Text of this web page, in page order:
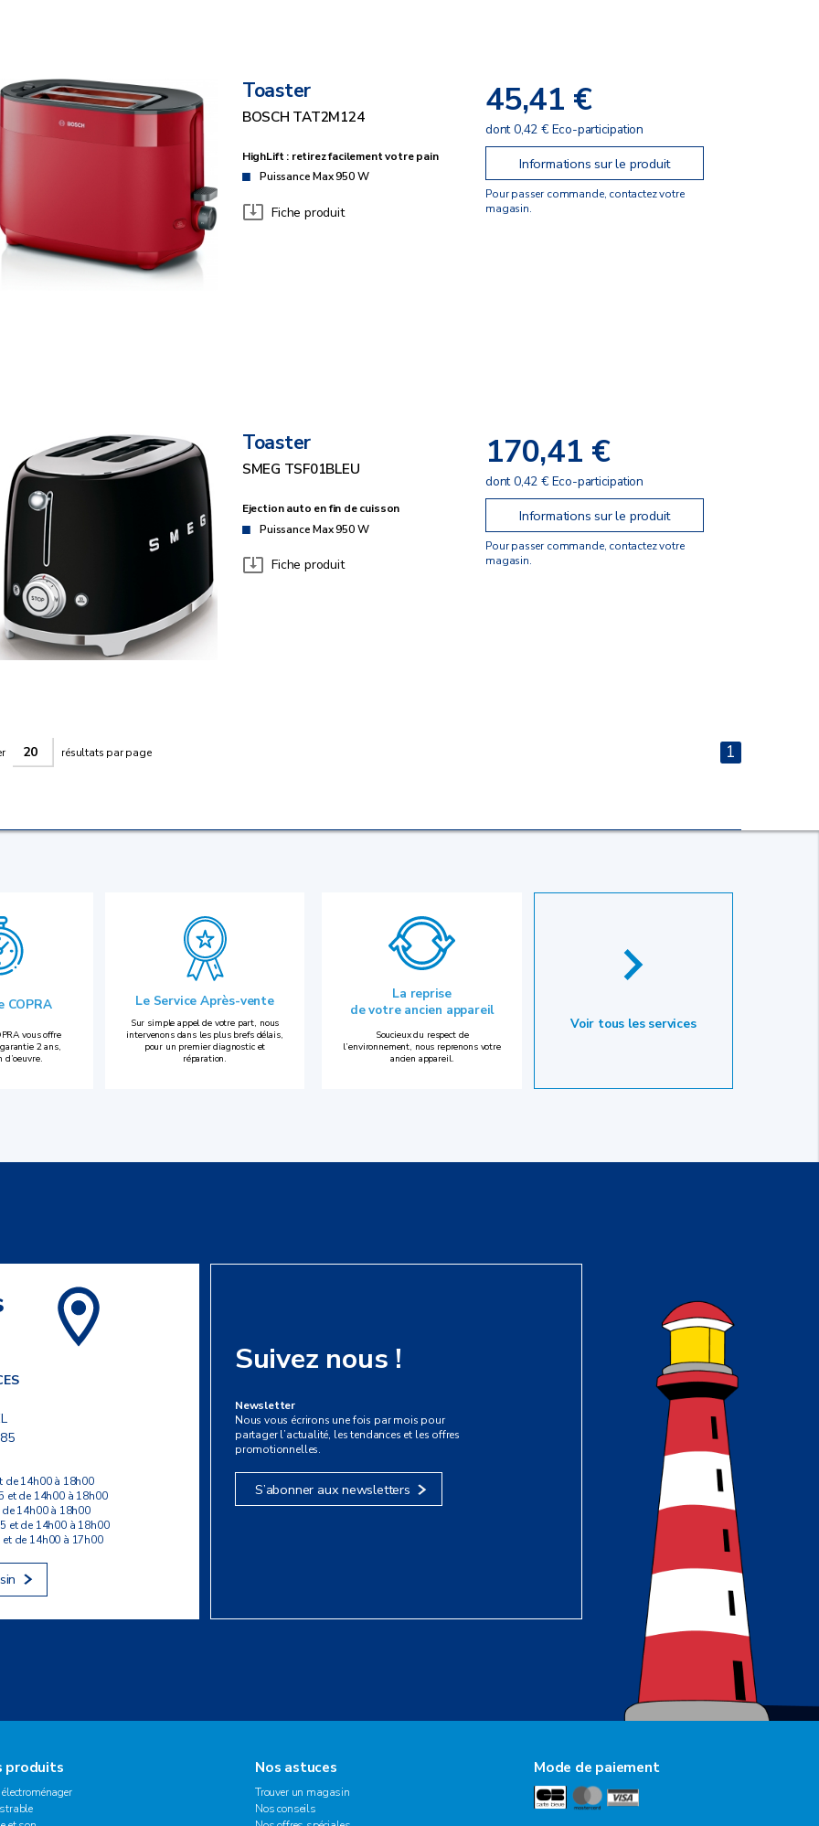
Toaster
BOSCH TAT2M124
HighLift : retirez facilement votre pain
Puissance Max 950 W
Fiche produit
45,41 €
dont 0,42 € Eco-participation
Informations sur le produit
Pour passer commande, contactez votre
magasin.
Toaster
SMEG TSF01BLEU
Ejection auto en fin de cuisson
Puissance Max 950 W
Fiche produit
170,41 €
dont 0,42 € Eco-participation
Informations sur le produit
Pour passer commande, contactez votre
magasin.
résultats par page 1
COPRA
vous offre
2 ans,
d’oeuvre.
Le Service Après-vente
Sur simple appel de votre part, nous
intervenons dans les plus brefs délais,
pour un premier diagnostic et
réparation.
La reprise
de votre ancien appareil
Soucieux du respect de
l’environnement, nous reprenons votre
ancien appareil.
Voir tous les services
de 14h00 à 18h00
et de 14h00 à 18h00
14h00 à 18h00
et de 14h00 à 18h00
de 14h00 à 17h00
Suivez nous !
Newsletter
Nous vous écrirons une fois par mois pour
partager l’actualité, les tendances et les offres
promotionnelles.
S’abonner aux newsletters
produits Nos astuces
Trouver un magasin
Nos conseils
Mode de paiement